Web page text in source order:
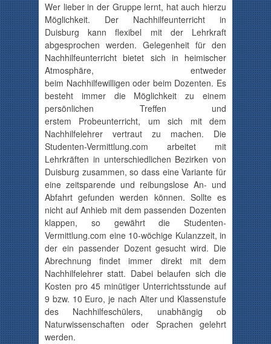
Wer lieber in der Gruppe lernt, hat auch hierzu
Möglichkeit. Der Nachhilfeunterricht in
Duisburg kann flexibel mit der Lehrkraft
abgesprochen werden. Gelegenheit für den
Nachhilfeunterricht bietet sich in heimischer
Atmosphäre, entweder
beim Nachhilfewilligen oder beim Dozenten. Es
besteht immer die Möglichkeit zu einem
persönlichen Treffen und
erstem
Probeunterricht, um sich mit dem
Nachhilfelehrer vertraut zu machen. Die
Studenten-Vermittlung.com
arbeitet mit
Lehrkräften in unterschiedlichen Bezirken von
Duisburg zusammen, so dass eine Variante für
eine zeitsparende und reibungslose An- und
Abfahrt gefunden werden können. Sollte es
nicht auf Anhieb mit dem passenden Dozenten
klappen, so gewährt die
Studenten-
Vermittlung.com eine 10-wöchige Kulanzzeit, in
der ein passender Dozent gesucht wird. Die
Abrechnung findet immer direkt mit dem
Nachhilfelehrer statt. Dabei belaufen sich die
Kosten pro 45 minütiger Unterrichtsstunde auf
9 bzw. 10 Euro, je nach Alter und Klassenstufe
des
Nachhilfeschülers, unabhängig ob
Naturwissenschaften oder Sprachen gelehrt
werden.